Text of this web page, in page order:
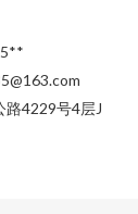
路4229号4层J